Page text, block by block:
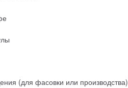
(для фасовки или производства)